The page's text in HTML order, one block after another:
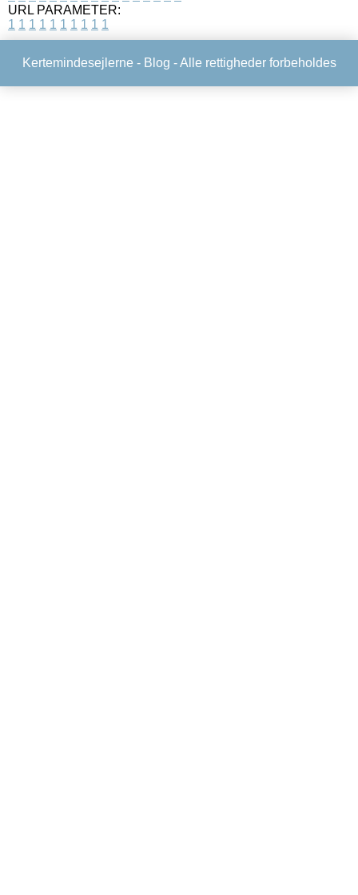
URL PARAMETER:
1 1 1 1 1 1 1 1 1 1
Kertemindesejlerne - Blog - Alle rettigheder forbeholdes